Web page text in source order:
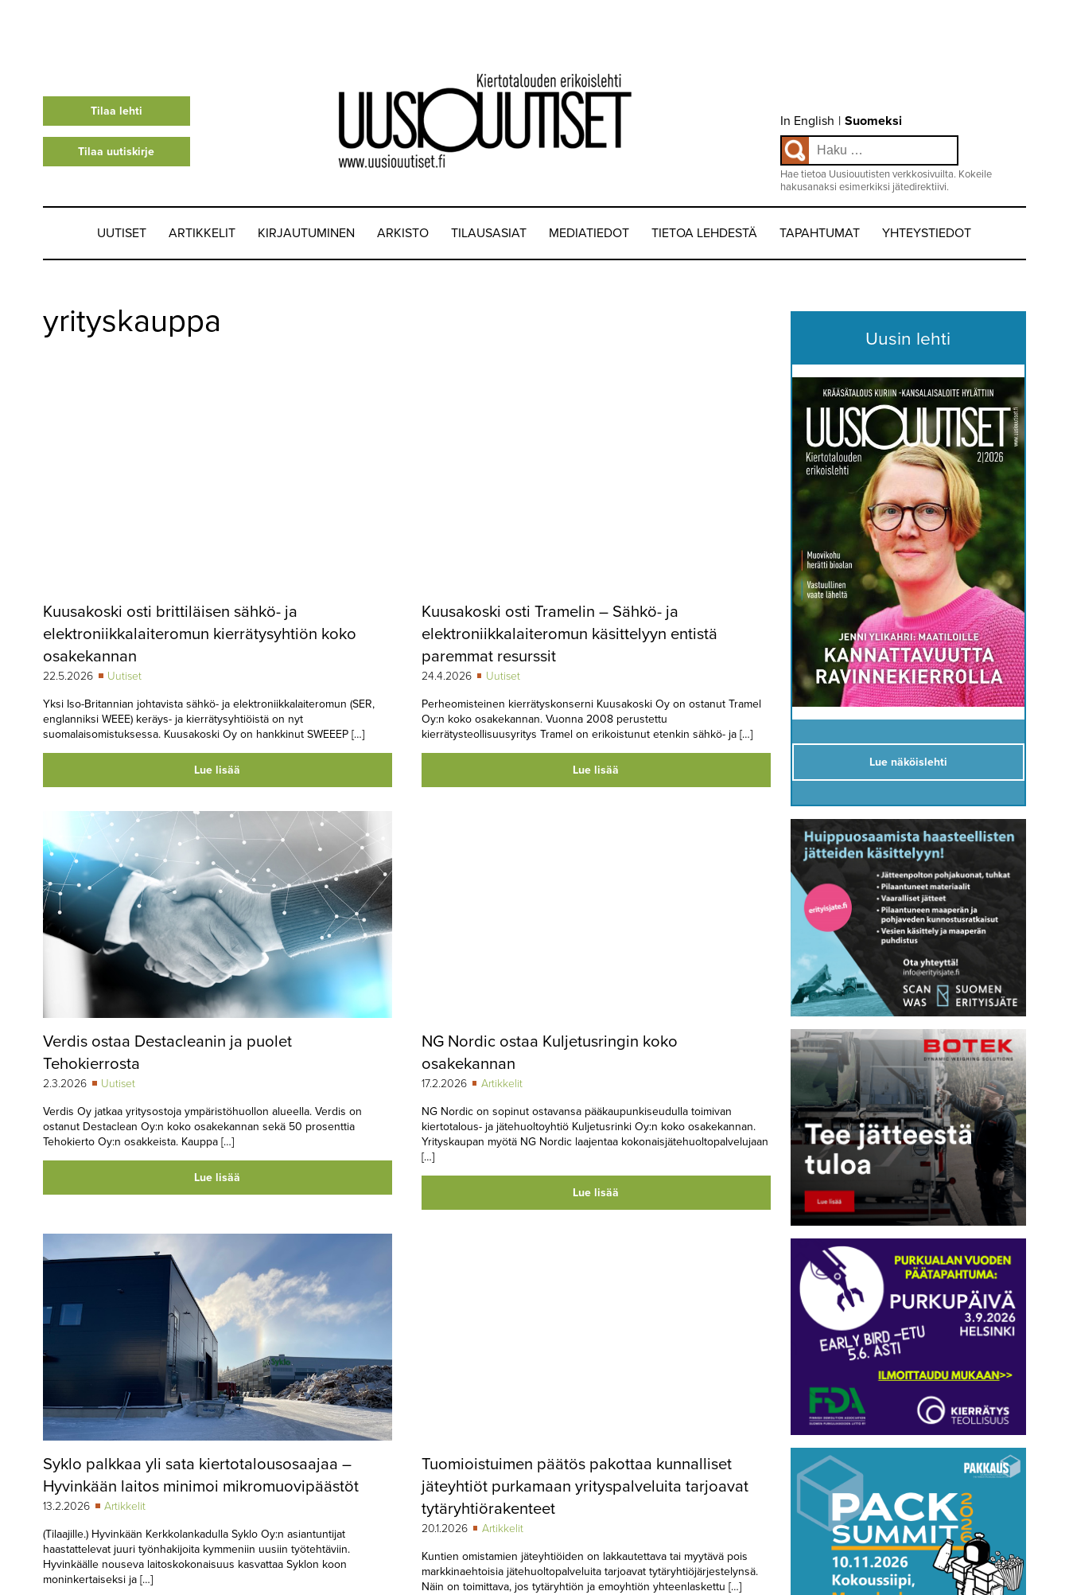
Tilaa lehti
Tilaa uutiskirje
Choose
language
Valitse
kieli:
In English | Suomeksi
Haku:
Hae tietoa Uusiouutisten verkkosivuilta. Kokeile
hakusanaksi esimerkiksi jätedirektiivi.
UUTISET ARTIKKELIT KIRJAUTUMINEN ARKISTO TILAUSASIAT MEDIATIEDOT TIETOA LEHDESTÄ TAPAHTUMAT YHTEYSTIEDOT
ARTIKKELIT
YHTEYSTIEDOT
yrityskauppa
Kuusakoski osti brittiläisen sähkö- ja
elektroniikkalaiteromun kierrätysyhtiön koko
osakekannan
22.5.2026 Uutiset
Yksi Iso-Britannian johtavista sähkö- ja elektroniikkalaiteromun (SER,
englanniksi WEEE) keräys- ja kierrätysyhtiöistä on nyt
suomalaisomistuksessa. Kuusakoski Oy on hankkinut SWEEEP […]
Lue lisää
Kuusakoski osti Tramelin – Sähkö- ja
elektroniikkalaiteromun käsittelyyn entistä
paremmat resurssit
24.4.2026 Uutiset
Perheomisteinen kierrätyskonserni Kuusakoski Oy on ostanut Tramel
Oy:n koko osakekannan. Vuonna 2008 perustettu
kierrätysteollisuusyritys Tramel on erikoistunut etenkin sähkö- ja […]
Lue lisää
Verdis ostaa Destacleanin ja puolet
Tehokierrosta
2.3.2026 Uutiset
Verdis Oy jatkaa yritysostoja ympäristöhuollon alueella. Verdis on
ostanut Destaclean Oy:n koko osakekannan sekä 50 prosenttia
Tehokierto Oy:n osakkeista. Kauppa […]
Lue lisää
NG Nordic ostaa Kuljetusringin koko
osakekannan
17.2.2026 Artikkelit
NG Nordic on sopinut ostavansa pääkaupunkiseudulla toimivan
kiertotalous- ja jätehuoltoyhtiö Kuljetusrinki Oy:n koko osakekannan.
Yrityskaupan myötä NG Nordic laajentaa kokonaisjätehuoltopalvelujaan
[…]
Lue lisää
Syklo palkkaa yli sata kiertotalousosaajaa –
Hyvinkään laitos minimoi mikromuovipäästöt
13.2.2026 Artikkelit
(Tilaajille.) Hyvinkään Kerkkolankadulla Syklo Oy:n asiantuntijat
haastattelevat juuri työnhakijoita kymmeniin uusiin työtehtäviin.
Hyvinkäälle nouseva laitoskokonaisuus kasvattaa Syklon koon
moninkertaiseksi ja […]
Tuomioistuimen päätös pakottaa kunnalliset
jäteyhtiöt purkamaan yrityspalveluita tarjoavat
tytäryhtiörakenteet
20.1.2026 Artikkelit
Kuntien omistamien jäteyhtiöiden on lakkautettava tai myytävä pois
markkinaehtoisia jätehuoltopalveluita tarjoavat tytäryhtiöjärjestelynsä.
Näin on toimittava, jos tytäryhtiön ja emoyhtiön yhteenlaskettu […]
Uusin lehti
Lue näköislehti